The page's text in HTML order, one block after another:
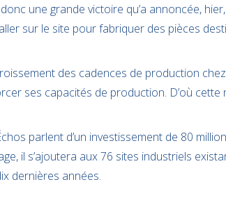
donc une grande victoire qu’a annoncée,
sur le site pour fabriquer des pièces
des cadences de production chez
ses capacités de production. D’où
parlent d’un investissement de 80
il s’ajoutera aux 76 sites industriels
dernières années.